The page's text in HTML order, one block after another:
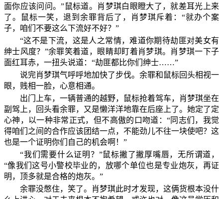
面你应该问问。”鼠标道。肖梦琪白眼瞪大了，就差耳光上来
了。鼠标一笑，退到余罪背后了，肖梦琪斥着：“就办个案
子，咱们不要这么下流好不好？”
“这不是下流，这是人之常情，难道你期待劫匪对美女有
绅士风度？”余罪笑着道，眼睛却盯着肖梦琪。肖梦琪一下子
面红耳赤，一扭头说道：“劫匪都比你们绅士……”
说完肖梦琪气呼呼地加快了步伐。余罪和鼠标回头相视一
眼，贱相一脸，心意相通。
出门上车，一辆普通的越野，鼠标抢着驾车，肖梦琪坐在
副驾上，回头看余罪，又是懒洋洋地靠在后座上了。她定了定
心神，以一种非常正式，但不高傲的口吻道：“同志们，我觉
得咱们之间的合作应该团结一点，不能劲儿不往一块使吧？这
也是一个证明你们自己的机会啊！”
“我们需要什么证明？”鼠标撇了撇厚嘴唇，无所谓道，
“像我们这号小警校毕业的，放哪个单位也是专业炮灰，再证
明，顶多就是合格的炮灰。”
余罪没憋住，笑了。肖梦琪此时才发现，这俩货根本没什